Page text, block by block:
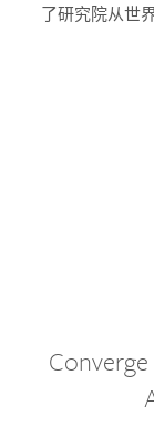
了研究院从世